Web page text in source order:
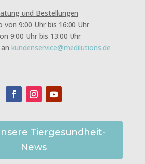
und Bestellungen
von 9:00 Uhr bis 16:00 Uhr
9:00 Uhr bis 13:00 Uhr
kundenservice@medilutions.de
Tiergesundheit-
News